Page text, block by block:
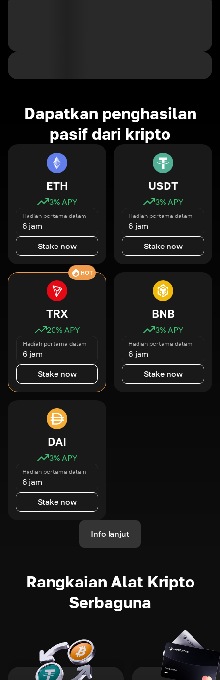
Dapatkan penghasilan
pasif dari kripto
ETH
3% APY
Hadiah pertama dalam
6 jam
Stake now
USDT
3% APY
Hadiah pertama dalam
6 jam
Stake now
HOT
TRX
20% APY
Hadiah pertama dalam
6 jam
Stake now
BNB
3% APY
Hadiah pertama dalam
6 jam
Stake now
DAI
3% APY
Hadiah pertama dalam
6 jam
Stake now
Info lanjut
Rangkaian Alat Kripto
Serbaguna